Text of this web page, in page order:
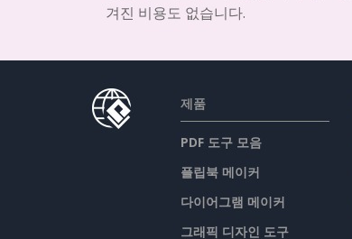
겨진 비용도 없습니다.
제품
PDF 도구 모음
플립북 메이커
다이어그램 메이커
그래픽 디자인 도구